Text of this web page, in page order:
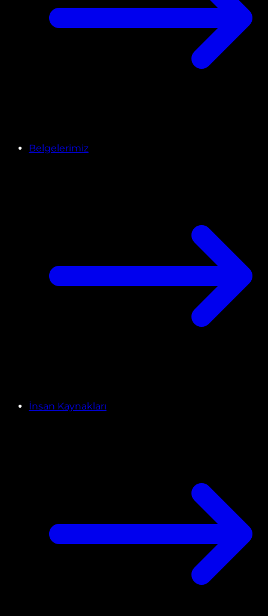
Belgelerimiz
İnsan Kaynakları